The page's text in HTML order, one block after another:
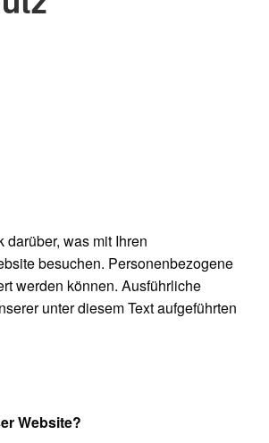
was mit Ihren
besuchen. Personenbezogene
werden können. Ausführliche
unter diesem Text aufgeführten
Website?